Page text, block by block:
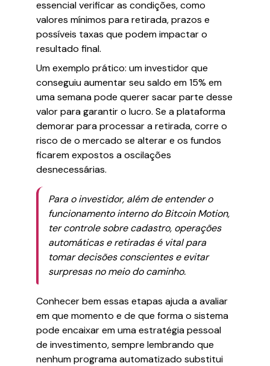
essencial verificar as condições, como
valores mínimos para retirada, prazos e
possíveis taxas que podem impactar o
resultado final.
Um exemplo prático: um investidor que
conseguiu aumentar seu saldo em 15% em
uma semana pode querer sacar parte desse
valor para garantir o lucro. Se a plataforma
demorar para processar a retirada, corre o
risco de o mercado se alterar e os fundos
ficarem expostos a oscilações
desnecessárias.
Para o investidor, além de entender o
funcionamento interno do Bitcoin Motion,
ter controle sobre cadastro, operações
automáticas e retiradas é vital para
tomar decisões conscientes e evitar
surpresas no meio do caminho.
Conhecer bem essas etapas ajuda a avaliar
em que momento e de que forma o sistema
pode encaixar em uma estratégia pessoal
de investimento, sempre lembrando que
nenhum programa automatizado substitui